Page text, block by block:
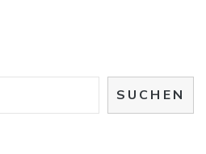
SUCHEN